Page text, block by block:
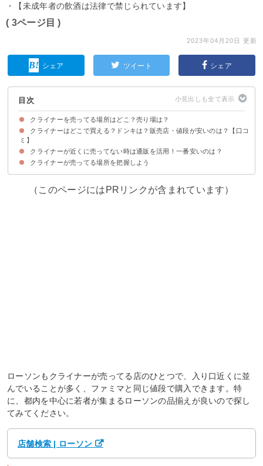
・【未成年者の飲酒は法律で禁じられています】
( 3ページ目 )
2023年04月20日 更新
シェア ツイート シェア
目次
クライナーを売ってる場所はどこ？売り場は？
クライナーの売ってる場所・販売店の一覧
クライナーの売り場
クライナーはどこで買える？ドンキは？販売店・値段が安いのは？【口コ
ミ】
①ドンキホーテ（198円）
②イオン（198円）
③ビックカメラ（217円）
④業務スーパー（不明）
⑤カクヤス（198円）
⑥やまや（2480円）
⑦コンビニ（ファミリーマート）（275円）
⑧コンビニ（ローソン）（275円）
⑨コンビニ（セブンイレブン）（240円）
クライナーが近くに売ってない時は通販を活用！一番安いのは？
①楽天市場│シトラム クライナー ファイグリング （200円）
②カクヤス│クライナー ファイグリング（218円）
③ヨドバシカメラ│クライナー ファイグリング（250円）
クライナーが売ってる場所を把握しよう
（このページにはPRリンクが含まれています）
ローソンもクライナーが売ってる店のひとつで、入り口近くに並
んでいることが多く、ファミマと同じ値段で購入できます。特
に、都内を中心に若者が集まるローソンの品揃えが良いので探し
てみてください。
店舗検索 | ローソン